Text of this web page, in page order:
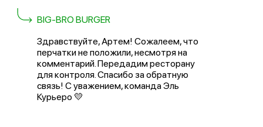
BIG-BRO BURGER
Здравствуйте, Артем! Сожалеем, что
перчатки не положили, несмотря на
комментарий. Передадим ресторану
для контроля. Спасибо за обратную
связь! С уважением, команда Эль
Курьеро 💛